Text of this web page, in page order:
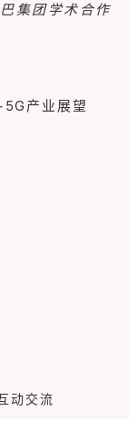
集团学术合作
产业展望
动交流